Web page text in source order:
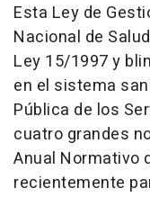
Esta Ley de
Nacional de
Ley 15/1997 y
en el sistema
Pública de los
cuatro grandes
Anual Normativo
recientemente